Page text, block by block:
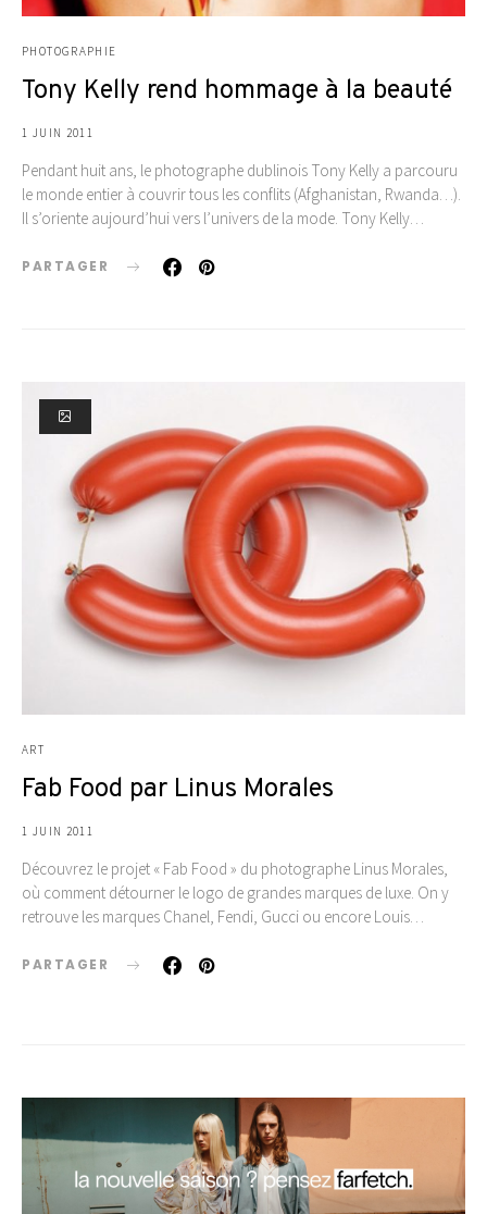
PHOTOGRAPHIE
Tony Kelly rend hommage à la beauté
1 JUIN 2011
Pendant huit ans, le photographe dublinois Tony Kelly a parcouru
le monde entier à couvrir tous les conflits (Afghanistan, Rwanda…).
Il s’oriente aujourd’hui vers l’univers de la mode. Tony Kelly…
PARTAGER
ART
Fab Food par Linus Morales
1 JUIN 2011
Découvrez le projet « Fab Food » du photographe Linus Morales,
où comment détourner le logo de grandes marques de luxe. On y
retrouve les marques Chanel, Fendi, Gucci ou encore Louis…
PARTAGER